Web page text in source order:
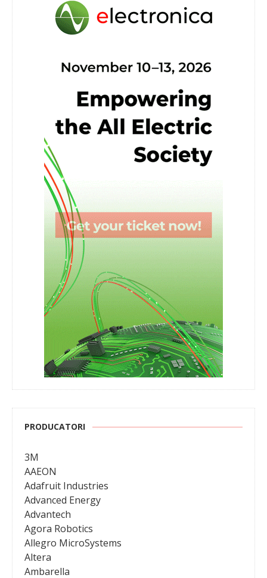
PRODUCATORI
3M
AAEON
Adafruit Industries
Advanced Energy
Advantech
Agora Robotics
Allegro MicroSystems
Altera
Ambarella